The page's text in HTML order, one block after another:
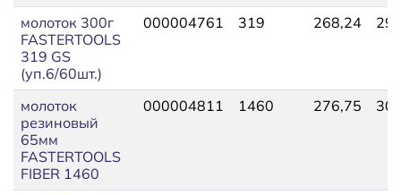
молоток 300г
FASTERTOOLS
319 GS
(уп.6/60шт.)
000004761 319 268,24
молоток
резиновый
65мм
FASTERTOOLS
FIBER 1460
000004811 1460 276,75